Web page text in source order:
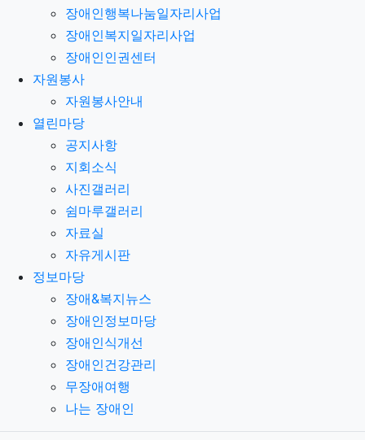
장애인행복나눔일자리사업
장애인복지일자리사업
장애인인권센터
자원봉사
자원봉사안내
열린마당
공지사항
지회소식
사진갤러리
쉼마루갤러리
자료실
자유게시판
정보마당
장애&복지뉴스
장애인정보마당
장애인식개선
장애인건강관리
무장애여행
나는 장애인